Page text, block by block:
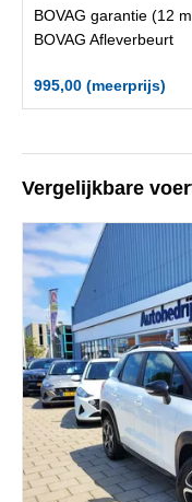
BOVAG garantie (12
BOVAG Afleverbeurt
995,00 (meerprijs)
Vergelijkbare